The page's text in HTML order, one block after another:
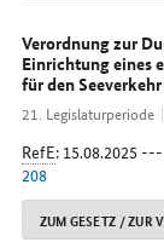
Verordnung zur
Einrichtung eines
für den Seeverkehr
21. Legislaturperiode
RefE: 15.08.2025 ---
208
ZUM GESETZ / ZUR